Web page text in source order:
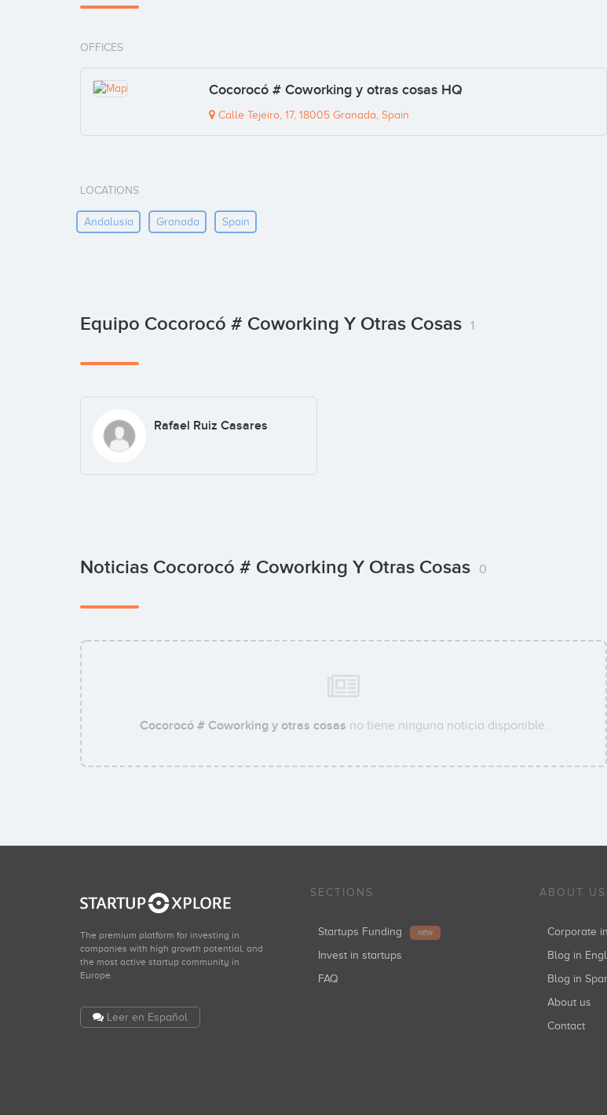
OFFICES
Cocorocó # Coworking y otras cosas HQ
Calle Tejeiro, 17, 18005 Granada, Spain
LOCATIONS
Andalusia Granada Spain
Equipo Cocorocó # Coworking Y Otras Cosas 1
Rafael Ruiz Casares
Noticias Cocorocó # Coworking Y Otras Cosas 0
Cocorocó # Coworking y otras cosas no tiene ninguna noticia disponible.
The premium platform for investing in
companies with high growth potential, and
the most active startup community in
Europe.
Leer en Español
SECTIONS
Startups Funding NEW
Invest in startups
FAQ
ABOUT US
Corporate
Blog in
Blog in
About us
Contact